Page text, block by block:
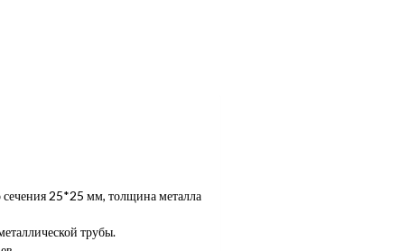
сечения 25*25 мм, толщина металла
трубы.